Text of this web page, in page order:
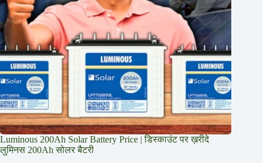
Luminous 200Ah Solar Battery Price​ | डिस्काउंट पर ख़रीदे
लुमिनस 200Ah सोलर बैटरी